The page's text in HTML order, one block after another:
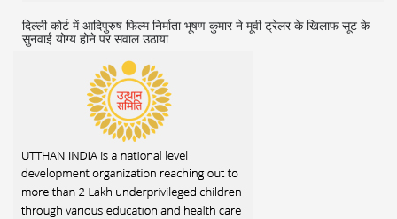
दिल्ली कोर्ट में आदिपुरुष फिल्म निर्माता भूषण कुमार ने मूवी ट्रेलर के खिलाफ सूट के
सुनवाई योग्य होने पर सवाल उठाया